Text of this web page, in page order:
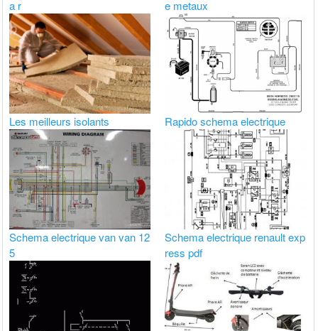
a r e metaux
Les meilleurs isolants Rapido schema electrique
Schema electrique van van 12
5
Schema electrique renault exp
ress pdf